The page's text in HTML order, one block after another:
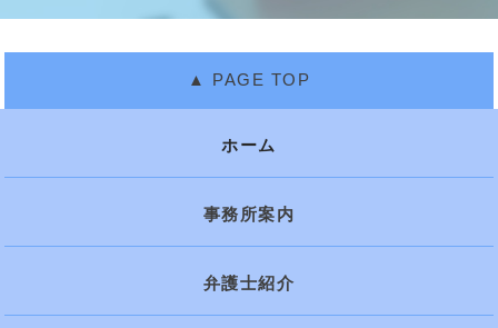
ホーム
事務所案内
弁護士紹介